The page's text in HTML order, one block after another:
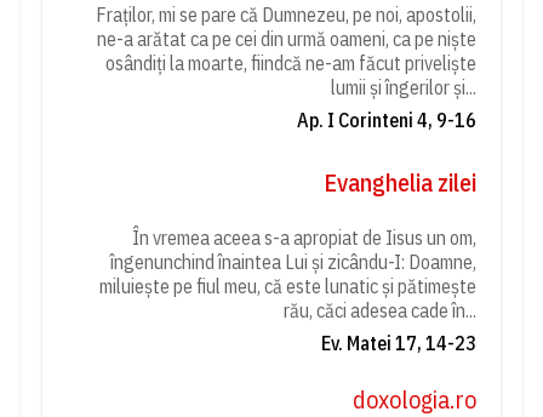
Fraților, mi se pare că Dumnezeu, pe noi, apostolii,
ne-a arătat ca pe cei din urmă oameni, ca pe niște
osândiți la moarte, fiindcă ne-am făcut priveliște
lumii și îngerilor și...
Ap. I Corinteni 4, 9-16
Evanghelia zilei
În vremea aceea s-a apropiat de Iisus un om,
îngenunchind înaintea Lui și zicându-I: Doamne,
miluiește pe fiul meu, că este lunatic și pătimește
rău, căci adesea cade în...
Ev. Matei 17, 14-23
doxologia.ro